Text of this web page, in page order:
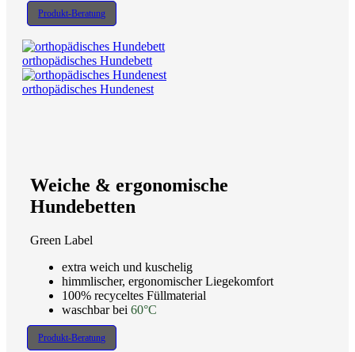
Produkt-Beratung
orthopädisches Hundebett
orthopädisches Hundenest
Weiche & ergonomische
Hundebetten
Green Label
extra weich und kuschelig
himmlischer, ergonomischer Liegekomfort
100% recyceltes Füllmaterial
waschbar bei 60°C
Produkt-Beratung